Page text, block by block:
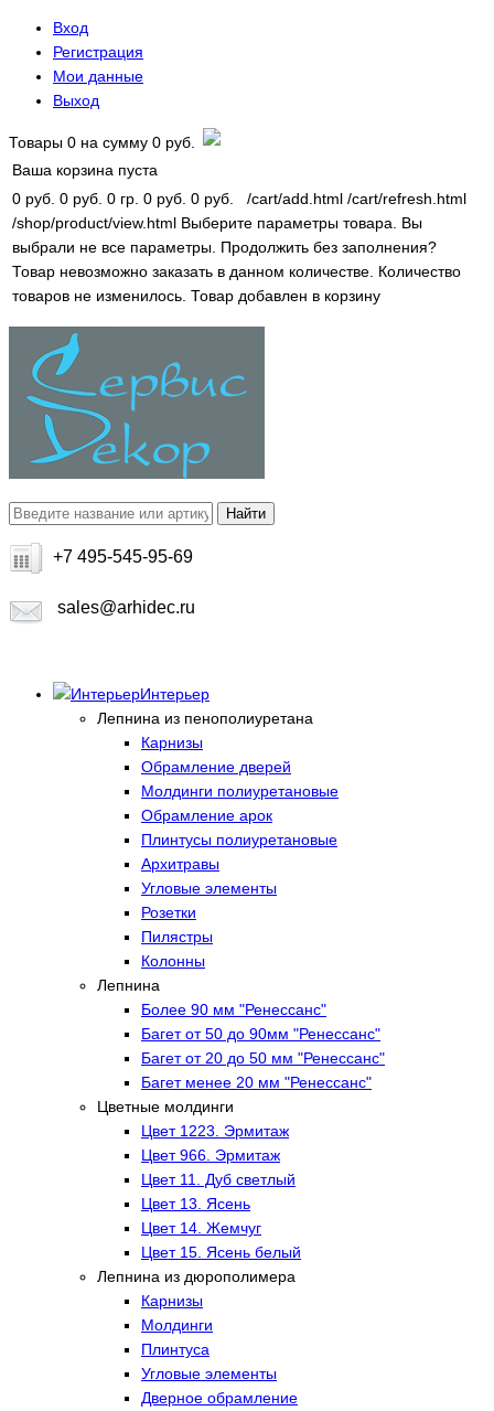
Вход
Регистрация
Мои данные
Выход
Товары 0 на сумму 0 руб.
Ваша корзина пуста
0 руб. 0 руб. 0 гр. 0 руб. 0 руб. /cart/add.html /cart/refresh.html
/shop/product/view.html Выберите параметры товара.
Вы
выбрали не все параметры. Продолжить без заполнения?
Товар невозможно заказать в данном количестве. Количество
товаров не изменилось. Товар добавлен в корзину
+7 495-545-95-69
sales@arhidec.ru
Интерьер
Лепнина из пенополиуретана
Карнизы
Обрамление дверей
Молдинги полиуретановые
Обрамление арок
Плинтусы полиуретановые
Архитравы
Угловые элементы
Розетки
Пилястры
Колонны
Лепнина
Более 90 мм "Ренессанс"
Багет от 50 до 90мм "Ренессанс"
Багет от 20 до 50 мм "Ренессанс"
Багет менее 20 мм "Ренессанс"
Цветные молдинги
Цвет 1223. Эрмитаж
Цвет 966. Эрмитаж
Цвет 11. Дуб светлый
Цвет 13. Ясень
Цвет 14. Жемчуг
Цвет 15. Ясень белый
Лепнина из дюрополимера
Карнизы
Молдинги
Плинтуса
Угловые элементы
Дверное обрамление